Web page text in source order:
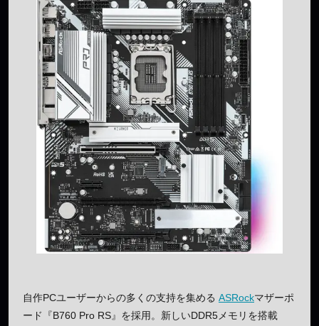
自作PCユーザーからの多くの支持を集める ASRockマザーポ
ード『B760 Pro RS』を採用。新しいDDR5メモリを搭載